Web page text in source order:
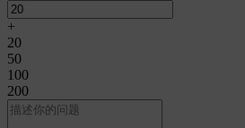
+
20
50
100
200